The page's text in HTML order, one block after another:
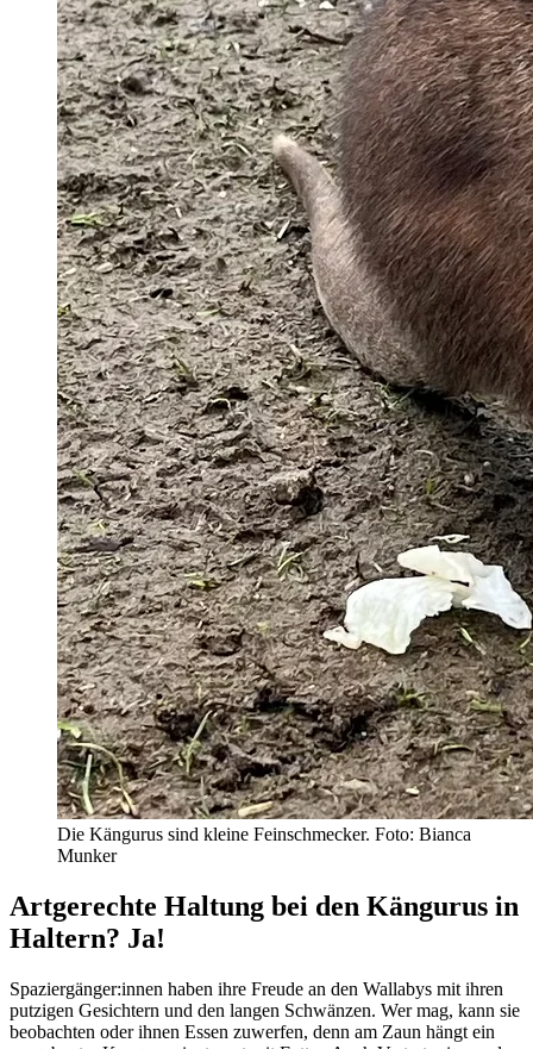
Die Kängurus sind kleine Feinschmecker. Foto: Bianca
Munker
Artgerechte Haltung bei den Kängurus in
Haltern? Ja!
Spaziergänger:innen haben ihre Freude an den Wallabys mit ihren
putzigen Gesichtern und den langen Schwänzen. Wer mag, kann sie
beobachten oder ihnen Essen zuwerfen, denn am Zaun hängt ein